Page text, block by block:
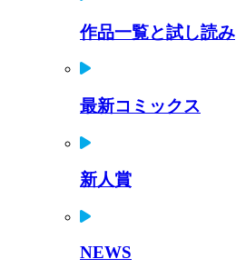
作品一覧と試し読み
最新コミックス
新人賞
NEWS